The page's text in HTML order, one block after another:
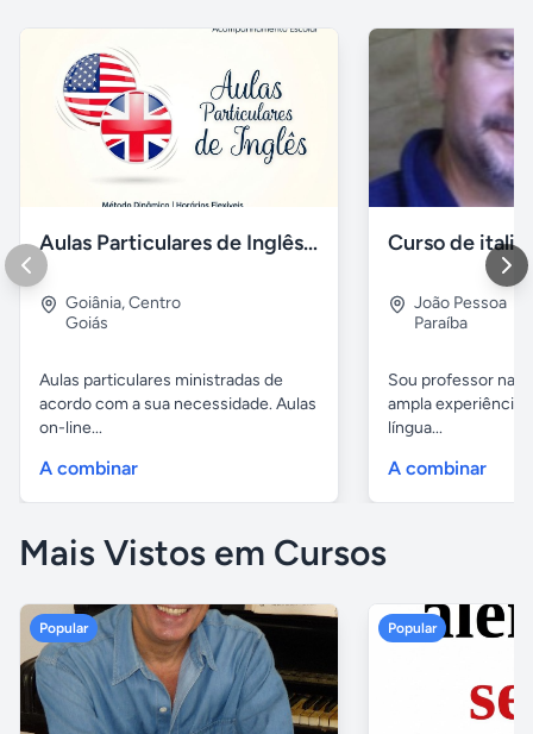
Aulas Particulares de Inglês 2026
Goiânia,Centro
Goiás
Aulas particulares ministradas de
acordo com a sua necessidade. Aulas
on-line...
A combinar
João Pessoa
Paraíba
Sou professor
ampla experiência
língua...
A combinar
Mais Vistos em Cursos
Popular Popular